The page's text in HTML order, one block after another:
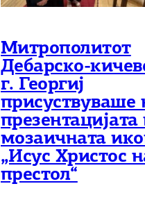
Митрополитот
Дебарско-
г. Георгиј
присуствуваше
презентацијата
мозаичната
„Исус Христос
престол“